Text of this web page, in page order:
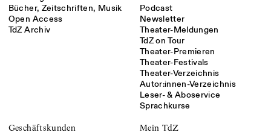
Bücher, Zeitschriften, Musik
Open Access
TdZ Archiv
Podcast
Newsletter
Theater-Meldungen
TdZ on Tour
Theater-Premieren
Theater-Festivals
Theater-Verzeichnis
Autor:innen-Verzeichnis
Leser- & Aboservice
Sprachkurse
Geschäftskunden Mein TdZ